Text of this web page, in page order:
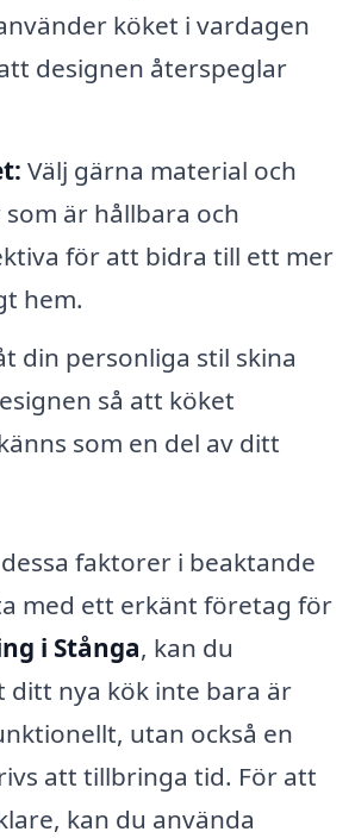
köket i vardagen
designen återspeglar
Välj gärna material och
är hållbara och
för att bidra till ett mer
hem.
din personliga stil skina
så att köket
som en del av ditt
faktorer i beaktande
med ett erkänt företag för
i Stånga, kan du
ditt nya kök inte bara är
utan också en
att tillbringa tid. För att
kan du använda